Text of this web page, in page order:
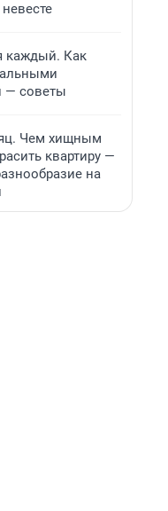
каждый. Как
— советы
Чем хищным
квартиру —
на